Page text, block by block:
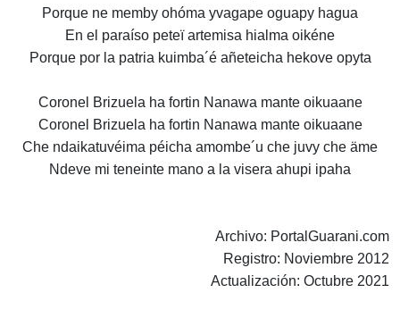
Porque ne memby ohóma yvagape oguapy hagua
En el paraíso peteï artemisa hialma oikéne
Porque por la patria kuimba´é añeteicha hekove opyta
Coronel Brizuela ha fortin Nanawa mante oikuaane
Coronel Brizuela ha fortin Nanawa mante oikuaane
Che ndaikatuvéima péicha amombe´u che juvy che äme
Ndeve mi teneinte mano a la visera ahupi ipaha
Archivo: PortalGuarani.com
Registro: Noviembre 2012
Actualización: Octubre 2021